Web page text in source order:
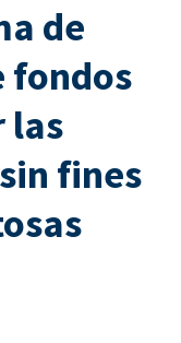
de
fondos
las
fines